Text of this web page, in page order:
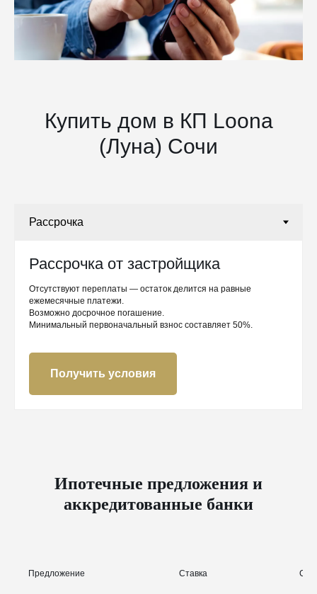
Купить дом в КП Loona
(Луна) Сочи
Рассрочка от застройщика
Отсутствуют переплаты — остаток делится на равные
ежемесячные платежи.
Возможно досрочное погашение.
Минимальный первоначальный взнос составляет 50%.
Получить условия
Ипотечные предложения и
аккредитованные банки
Предложение Ставка